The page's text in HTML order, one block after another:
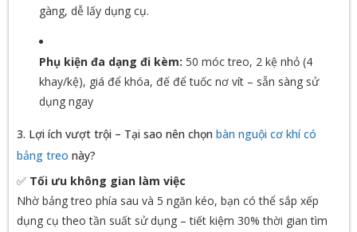
gàng, dễ lấy dụng cụ.
Phụ kiện đa dạng đi kèm: 50 móc treo, 2 kệ nhỏ (4
khay/kệ), giá để khóa, đế để tuốc nơ vít – sẵn sàng sử
dụng ngay
3. Lợi ích vượt trội – Tại sao nên chọn bàn nguội cơ khí có
bảng treo này?
✅ Tối ưu không gian làm việc
Nhờ bảng treo phía sau và 5 ngăn kéo, bạn có thể sắp xếp
dụng cụ theo tần suất sử dụng – tiết kiệm 30% thời gian tìm